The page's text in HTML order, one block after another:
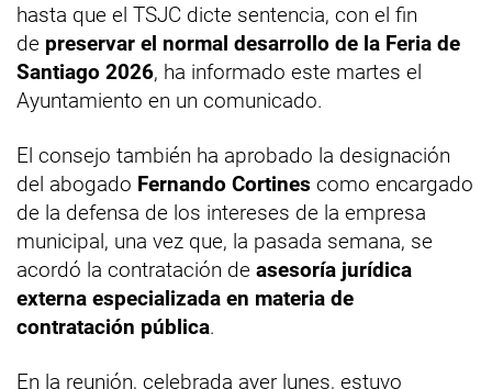
hasta que el TSJC dicte sentencia, con el fin
de preservar el normal desarrollo de la Feria de
Santiago 2026, ha informado este martes el
Ayuntamiento en un comunicado.
El consejo también ha aprobado la designación
del abogado Fernando Cortines como encargado
de la defensa de los intereses de la empresa
municipal, una vez que, la pasada semana, se
acordó la contratación de asesoría jurídica
externa especializada en materia de
contratación pública.
En la reunión, celebrada ayer lunes, estuvo